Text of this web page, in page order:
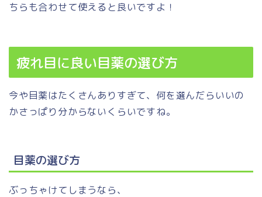
ちらも合わせて使えると良いですよ！
疲れ目に良い目薬の選び方
今や目薬はたくさんありすぎて、何を選んだらいいの
かさっぱり分からないくらいですね。
目薬の選び方
ぶっちゃけてしまうなら、